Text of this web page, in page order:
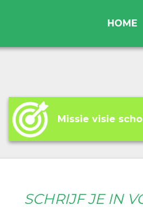
HOME
Missie visie
SCHRIJF JE IN